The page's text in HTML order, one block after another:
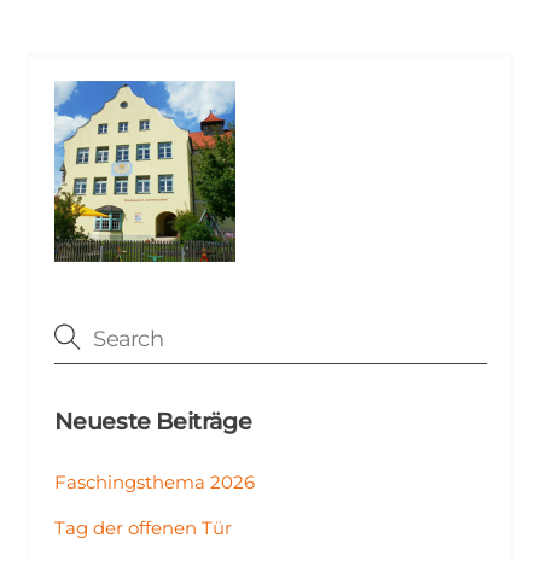
Neueste Beiträge
Faschingsthema 2026
Tag der offenen Tür